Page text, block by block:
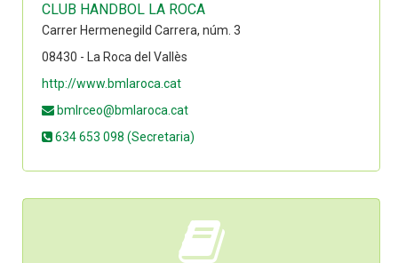
CLUB HANDBOL LA ROCA
Carrer Hermenegild Carrera, núm. 3
08430 - La Roca del Vallès
http://www.bmlaroca.cat
bmlrceo@bmlaroca.cat
634 653 098 (Secretaria)